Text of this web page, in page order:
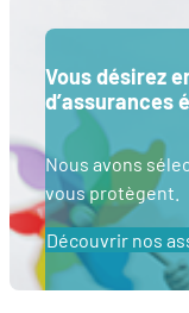
Vous désirez
d’assurances
Nous avons
vous protègent.
Découvrir nos